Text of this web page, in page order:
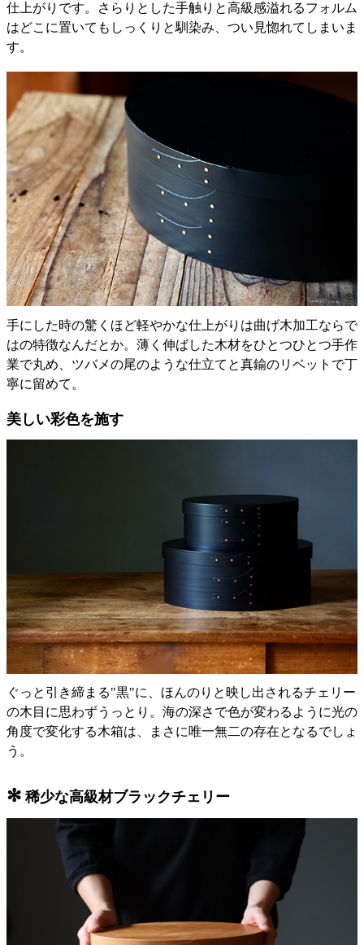
仕上がりです。さらりとした手触りと高級感溢れるフォルム
はどこに置いてもしっくりと馴染み、つい見惚れてしまいま
す。
手にした時の驚くほど軽やかな仕上がりは曲げ木加工ならで
はの特徴なんだとか。薄く伸ばした木材をひとつひとつ手作
業で丸め、ツバメの尾のような仕立てと真鍮のリベットで丁
寧に留めて。
美しい彩色を施す
ぐっと引き締まる"黒"に、ほんのりと映し出されるチェリー
の木目に思わずうっとり。海の深さで色が変わるように光の
角度で変化する木箱は、まさに唯一無二の存在となるでしょ
う。
✻ 稀少な高級材ブラックチェリー